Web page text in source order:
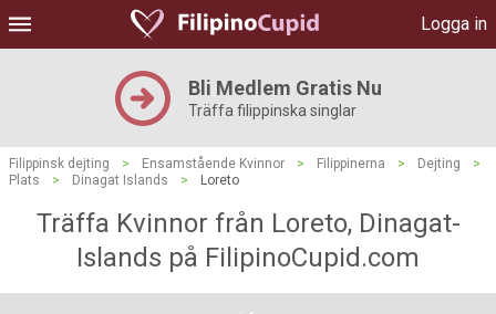
Logga in
Bli Medlem Gratis Nu
Träffa filippinska singlar
Filippinsk dejting > Ensamstående Kvinnor > Filippinerna > Dejting
>
Plats
> Dinagat Islands > Loreto
Träffa Kvinnor från Loreto, Dinagat-
Islands på FilipinoCupid.com